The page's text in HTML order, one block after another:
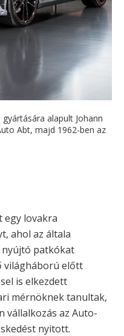
alapult Johann
Abt, majd 1962-ben az
egy lovakra
ahol az általa
patkókat
világháború előtt
is elkezdett
mérnöknek tanultak,
vállalkozás az Auto-
nyitott.